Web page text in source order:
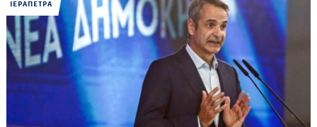
ΙΕΡΑΠΕΤΡΑ